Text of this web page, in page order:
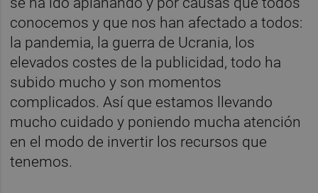
conocemos y que nos han afectado a todos:
la pandemia, la guerra de Ucrania, los
elevados costes de la publicidad, todo ha
subido mucho y son momentos
complicados. Así que estamos llevando
mucho cuidado y poniendo mucha atención
en el modo de invertir los recursos que
tenemos.